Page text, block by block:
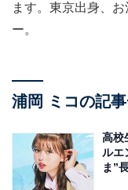
ます。東京出身、
ー。
浦岡 ミコの記
高校
ルエ
ま”